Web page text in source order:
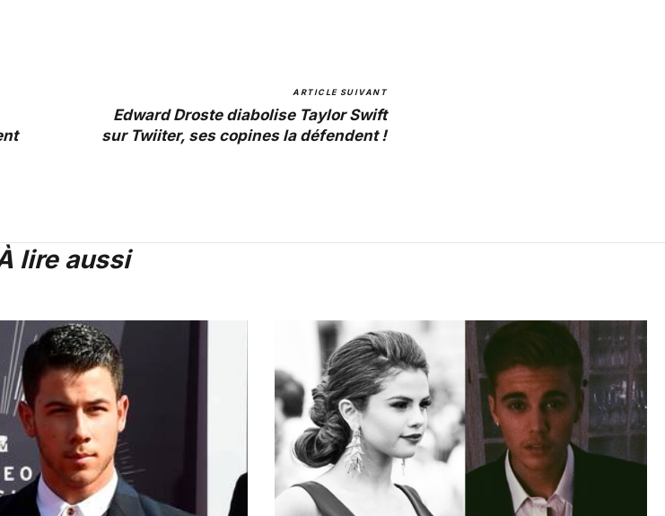
ARTICLE SUIVANT
Edward Droste diabolise Taylor Swift
sur Twiiter, ses copines la défendent !
lire aussi